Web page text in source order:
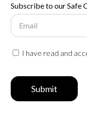
Subscribe to our Safe
Email
I have read and
Submit